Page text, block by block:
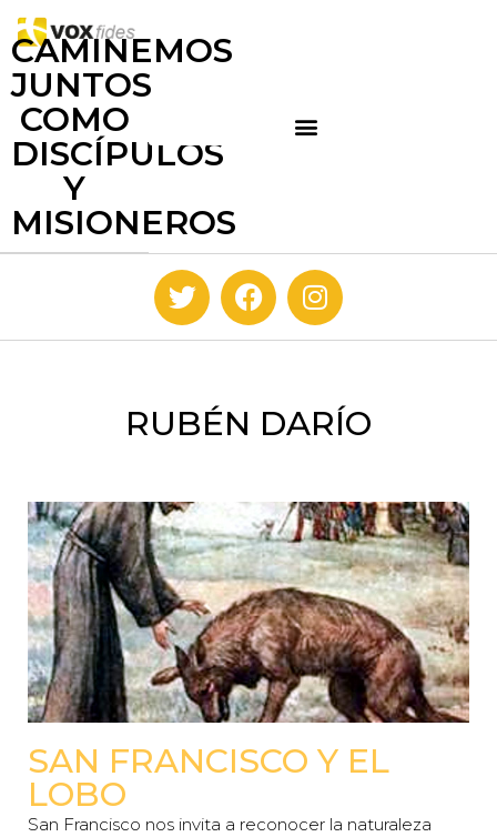
CAMINEMOS
JUNTOS
COMO
DISCÍPULOS
Y
MISIONEROS
RUBÉN DARÍO
SAN FRANCISCO Y EL
LOBO
San Francisco nos invita a reconocer la naturaleza